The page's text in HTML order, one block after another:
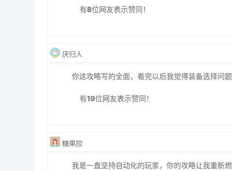
有8位网友表示赞同！
厌归人
你这攻略写的全面，看完以后我觉得装备选择问
有19位网友表示赞同！
糖果控
我是一直坚持自动化的玩家，你的攻略让我重新